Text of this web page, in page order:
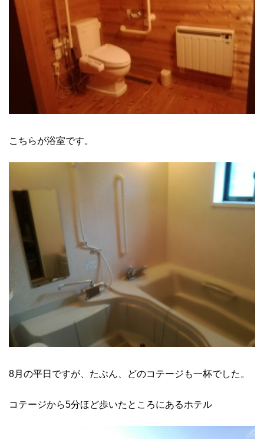
こちらが浴室です。
8月の平日ですが、たぶん、どのコテージも一杯でした。
コテージから5分ほど歩いたところにあるホテル